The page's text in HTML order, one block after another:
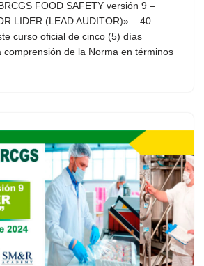
FOOD SAFETY versión 9 –
LIDER (LEAD AUDITOR)» – 40
curso oficial de cinco (5) días
comprensión de la Norma en términos